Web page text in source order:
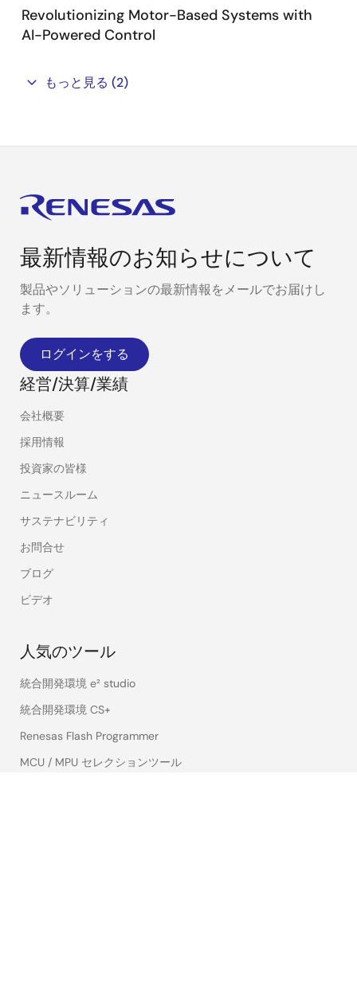
Revolutionizing Motor-Based Systems with
AI-Powered Control
もっと見る (2)
最新情報のお知らせについて
製品やソリューションの最新情報をメールでお届けし
ます。
ログインをする
経営/決算/業績
会社概要
採用情報
投資家の皆様
ニュースルーム
サステナビリティ
お問合せ
ブログ
ビデオ
人気のツール
統合開発環境 e² studio
統合開発環境 CS+
Renesas Flash Programmer
MCU / MPU セレクションツール